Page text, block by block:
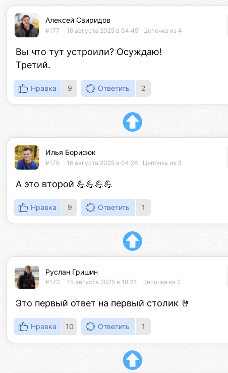
Алексей Свиридов
#177 16 августа 2025 в 04:45 Цепочка из 4
Вы что тут устроили? Осуждаю!
Третий.
Нравка 9 Ответить 2
Илья Борисюк
#176 16 августа 2025 в 04:28 Цепочка из 3
А это второй 💪💪💪💪
Нравка 9 Ответить 1
Руслан Гришин
#173 15 августа 2025 в 19:24 Цепочка из 2
Это первый ответ на первый столик 🤘
Нравка 10 Ответить 1